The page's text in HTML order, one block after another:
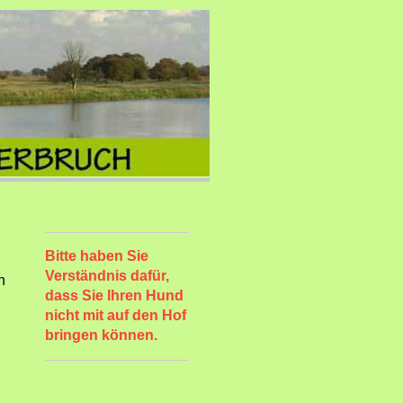
Bitte haben Sie
Verständnis dafür,
dass Sie Ihren Hund
nicht mit auf den Hof
bringen können.